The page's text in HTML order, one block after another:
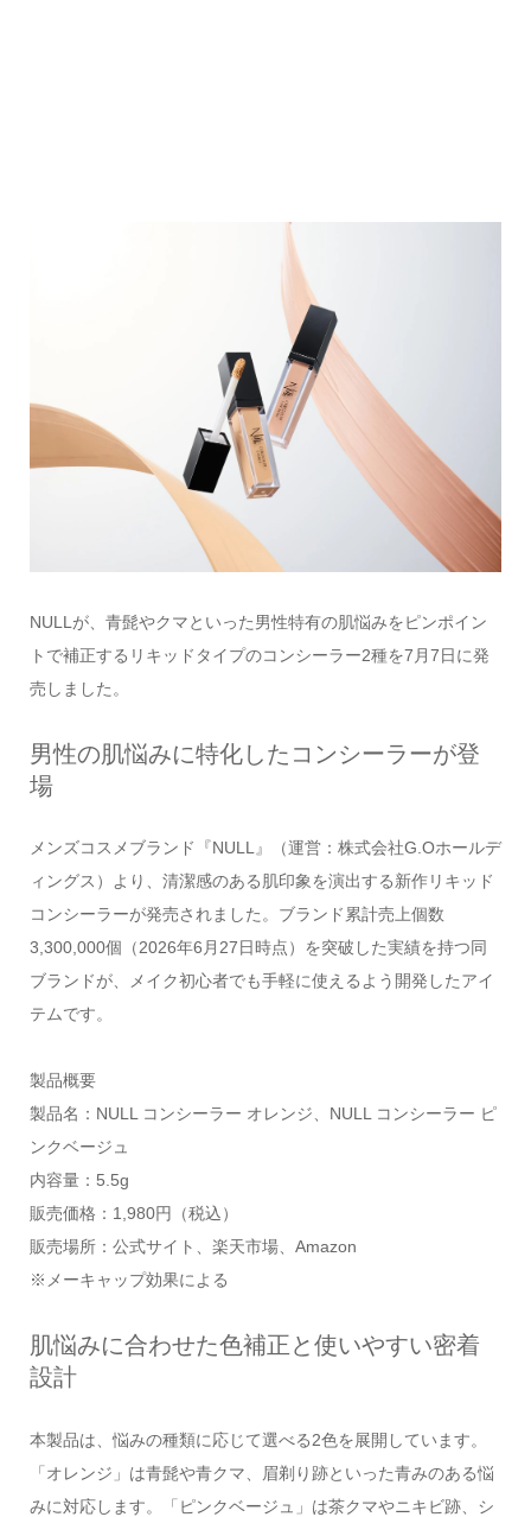
NULLが、青髭やクマといった男性特有の肌悩みをピンポイン
トで補正するリキッドタイプのコンシーラー2種を7月7日に発
売しました。
男性の肌悩みに特化したコンシーラーが登
場
メンズコスメブランド『NULL』（運営：株式会社G.Oホールデ
ィングス）より、清潔感のある肌印象を演出する新作リキッド
コンシーラーが発売されました。ブランド累計売上個数
3,300,000個（2026年6月27日時点）を突破した実績を持つ同
ブランドが、メイク初心者でも手軽に使えるよう開発したアイ
テムです。
製品概要
製品名：NULL コンシーラー オレンジ、NULL コンシーラー ピ
ンクベージュ
内容量：5.5g
販売価格：1,980円（税込）
販売場所：公式サイト、楽天市場、Amazon
※メーキャップ効果による
肌悩みに合わせた色補正と使いやすい密着
設計
本製品は、悩みの種類に応じて選べる2色を展開しています。
「オレンジ」は青髭や青クマ、眉剃り跡といった青みのある悩
みに対応します。「ピンクベージュ」は茶クマやニキビ跡、シ